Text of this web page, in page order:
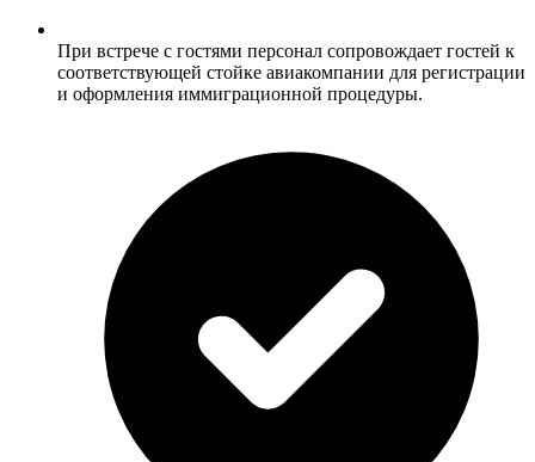
При встрече с гостями персонал сопровождает гостей к
соответствующей стойке авиакомпании для регистрации
и оформления иммиграционной процедуры.